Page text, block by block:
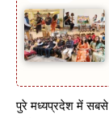
पुरे मध्यप्रदेश में सबसे